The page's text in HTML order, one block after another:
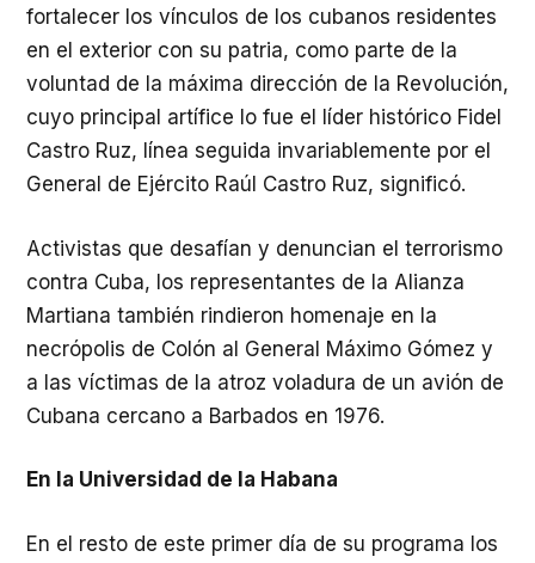
fortalecer los vínculos de los cubanos residentes
en el exterior con su patria, como parte de la
voluntad de la máxima dirección de la Revolución,
cuyo principal artífice lo fue el líder histórico Fidel
Castro Ruz, línea seguida invariablemente por el
General de Ejército Raúl Castro Ruz, significó.
Activistas que desafían y denuncian el terrorismo
contra Cuba, los representantes de la Alianza
Martiana también rindieron homenaje en la
necrópolis de Colón al General Máximo Gómez y
a las víctimas de la atroz voladura de un avión de
Cubana cercano a Barbados en 1976.
En la Universidad de la Habana
En el resto de este primer día de su programa los